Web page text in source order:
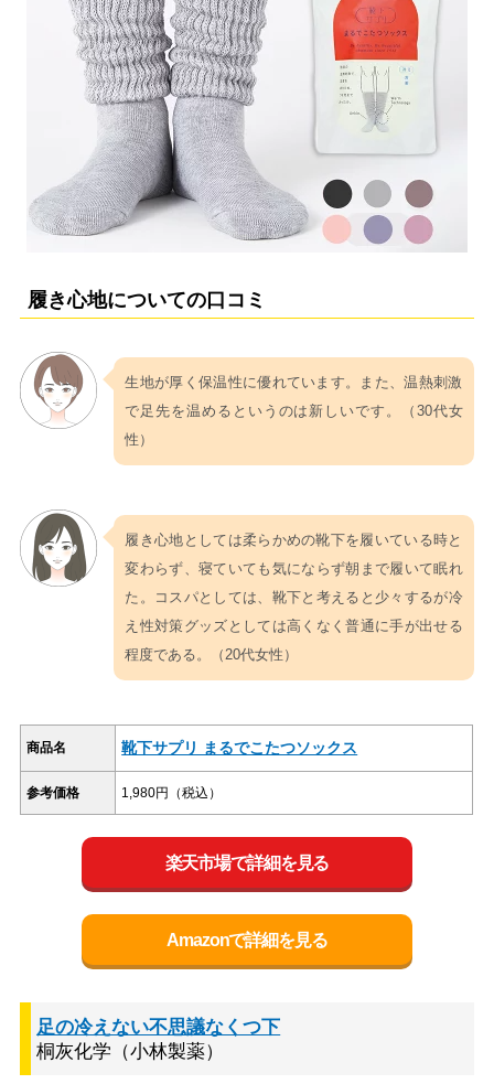
履き心地についての口コミ
生地が厚く保温性に優れています。また、温熱刺激
で足先を温めるというのは新しいです。（30代女
性）
履き心地としては柔らかめの靴下を履いている時と
変わらず、寝ていても気にならず朝まで履いて眠れ
た。コスパとしては、靴下と考えると少々するが冷
え性対策グッズとしては高くなく普通に手が出せる
程度である。（20代女性）
商品名 靴下サプリ まるでこたつソックス
参考価格 1,980円（税込）
楽天市場で詳細を見る
Amazonで詳細を見る
足の冷えない不思議なくつ下
桐灰化学（小林製薬）